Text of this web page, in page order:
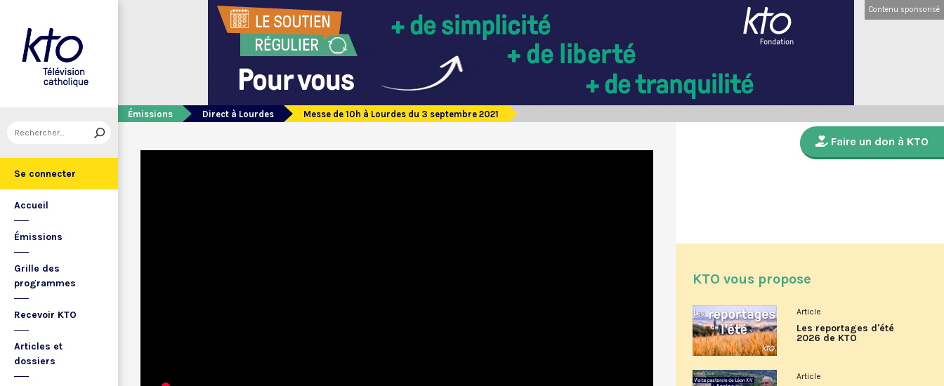
Se connecter
Accueil
Émissions
Grille des
programmes
Recevoir KTO
Articles et
dossiers
Contenu sponsorisé
Émissions Direct à Lourdes Messe de 10h à Lourdes du 3 septembre 2021
Faire un don à KTO
KTO vous propose
Article
Les reportages d'été
2026 de KTO
Article